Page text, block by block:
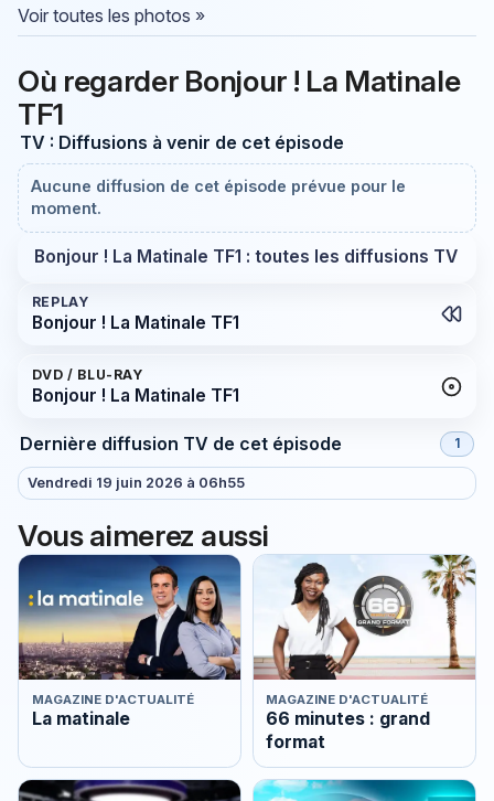
Voir toutes les photos »
Où regarder Bonjour ! La Matinale
TF1
TV : Diffusions à venir de cet épisode
Aucune diffusion de cet épisode prévue pour le
moment.
Bonjour ! La Matinale TF1 : toutes les diffusions TV
REPLAY
Bonjour ! La Matinale TF1
DVD / BLU-RAY
Bonjour ! La Matinale TF1
Dernière diffusion TV de cet épisode 1
Vendredi 19 juin 2026 à 06h55
Vous aimerez aussi
MAGAZINE D'ACTUALITÉ
La matinale
MAGAZINE D'ACTUALITÉ
66 minutes : grand
format